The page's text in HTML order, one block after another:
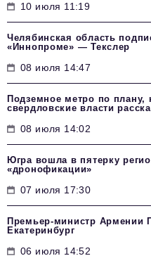
10 июля 11:19
Челябинская область
«Иннопроме» — Текслер
08 июля 14:47
Подземное метро по плану,
свердловские власти
08 июля 14:02
Югра вошла в пятерку
«дронофикации»
07 июля 17:30
Премьер-министр Армении
Екатеринбург
06 июля 14:52